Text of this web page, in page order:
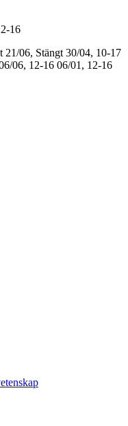
16
21/06, Stängt 30/04, 10-17
06, 12-16 06/01, 12-16